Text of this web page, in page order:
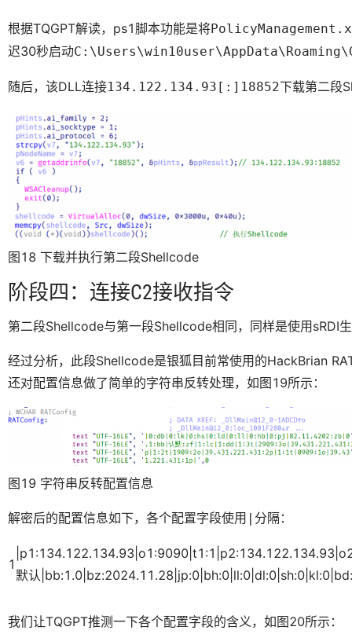
根据TQGPT解读，ps1脚本功能是将
迟30秒启动
随后，该DLL连接134.122.134.93[:]18852下载第二段
图18 下载并执行第二段Shellcode
阶段四：连接C2接收指令
第二段Shellcode与第一段Shellcode相同，同样是使用sRDI
经过分析，此段Shellcode是银狐目前常使用的HackBrian
还对配置信息做了简单的字符串反转处理，如图19所示：
图19 字符串反转配置信息
解密后的配置信息如下，各个配置字段使用 | 分隔：
1
默认
我们让TQGPT推测一下各个配置字段的含义，如图20所示：